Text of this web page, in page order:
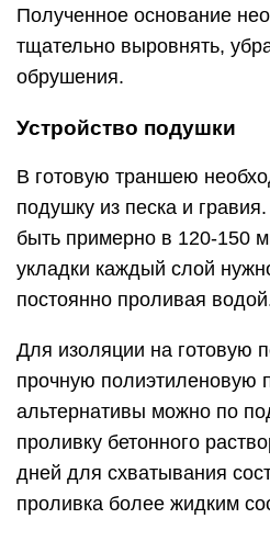
Полученное основание
тщательно выровнять,
обрушения.
Устройство подушки
В готовую траншею
подушку из песка и
быть примерно в 120-150
укладки каждый слой
постоянно проливая
Для изоляции на готовую
прочную полиэтиленовую
альтернативы можно по
проливку бетонного
дней для схватывания
проливка более жидким